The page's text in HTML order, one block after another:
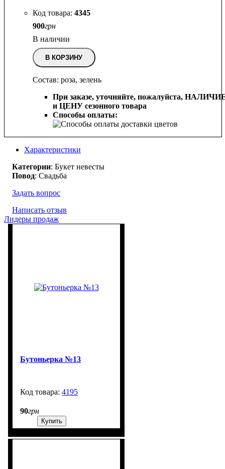
4345
900грн
В наличии
В КОРЗИНУ
Состав: роза, зелень
При заказе, уточняйте, пожалуйста,
и ЦЕНУ сезонного товара
Способы оплаты:
Характеристики
Категории: Букет невесты
Повод: Свадьба
Задать вопрос
Написать отзыв
Лидеры продаж
Бутоньерка №13
4195
90грн
Купить